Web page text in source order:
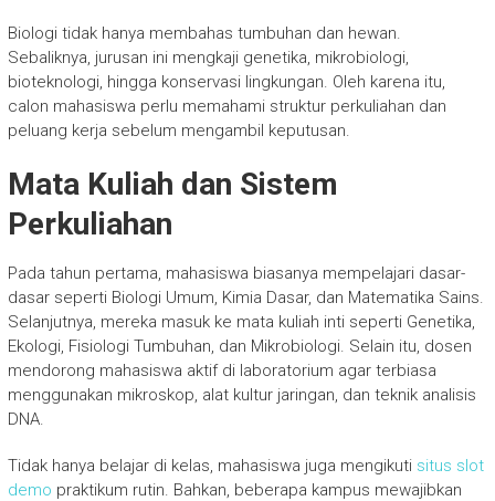
Biologi tidak hanya membahas tumbuhan dan hewan.
Sebaliknya, jurusan ini mengkaji genetika, mikrobiologi,
bioteknologi, hingga konservasi lingkungan. Oleh karena itu,
calon mahasiswa perlu memahami struktur perkuliahan dan
peluang kerja sebelum mengambil keputusan.
Mata Kuliah dan Sistem
Perkuliahan
Pada tahun pertama, mahasiswa biasanya mempelajari dasar-
dasar seperti Biologi Umum, Kimia Dasar, dan Matematika Sains.
Selanjutnya, mereka masuk ke mata kuliah inti seperti Genetika,
Ekologi, Fisiologi Tumbuhan, dan Mikrobiologi. Selain itu, dosen
mendorong mahasiswa aktif di laboratorium agar terbiasa
menggunakan mikroskop, alat kultur jaringan, dan teknik analisis
DNA.
Tidak hanya belajar di kelas, mahasiswa juga mengikuti situs slot
demo praktikum rutin. Bahkan, beberapa kampus mewajibkan